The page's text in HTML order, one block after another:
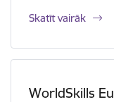
Skatīt vairāk
WorldSkills